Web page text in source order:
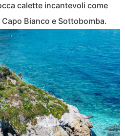
calette incantevoli come
Bianco e Sottobomba.